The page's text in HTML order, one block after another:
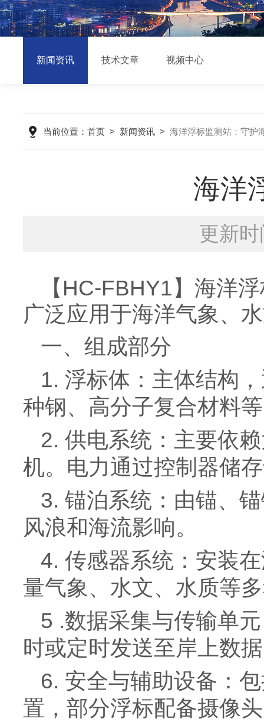
新闻资讯 技术文章 视频中心
当前位置： 首页 > 新闻资讯 > 海洋浮标监测站：守护
海洋
更新
【HC-FBHY1】海洋
广泛应用于海洋气象、
一、组成部分
1. 浮标体：主体结构
种钢、高分子复合材料
2. 供电系统：主要依
机。电力通过控制器储
3. 锚泊系统：由锚、
风浪和海流影响。
4. 传感器系统：安装
量气象、水文、水质等
5 .数据采集与传输单
时或定时发送至岸上数
6. 安全与辅助设备：
置，部分浮标配备摄像